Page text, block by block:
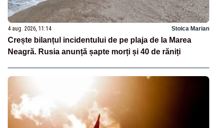
4 aug. 2026, 11:14 Stoica Marian
Crește bilanțul incidentului de pe plaja de la Marea
Neagră. Rusia anunță șapte morți și 40 de răniți